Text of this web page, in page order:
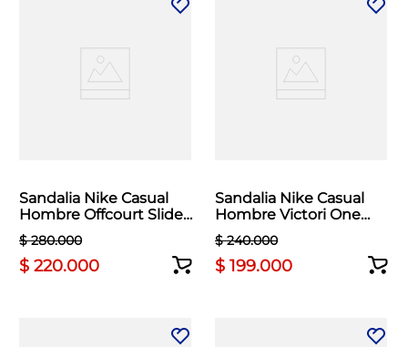
Sandalia Nike Casual
Hombre Offcourt Slide
Azul
$ 280.000
$ 220.000
Sandalia Nike Casual
Hombre Victori One
Slide Negro
$ 240.000
$ 199.000